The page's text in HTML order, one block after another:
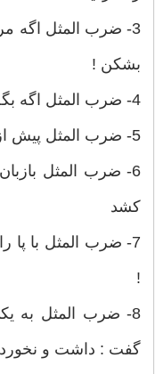
3- ضرب المثل اگه
بشکن !
4- ضرب المثل اگه بگه ماست سفیده، من میگم سیاهه !
5- ضرب المثل پیش از چوب غش و ریسه می رود
6- ضرب المثل
کشد
7- ضرب المثل با پا
!
8- ضرب المثل به
گفت : داشت و